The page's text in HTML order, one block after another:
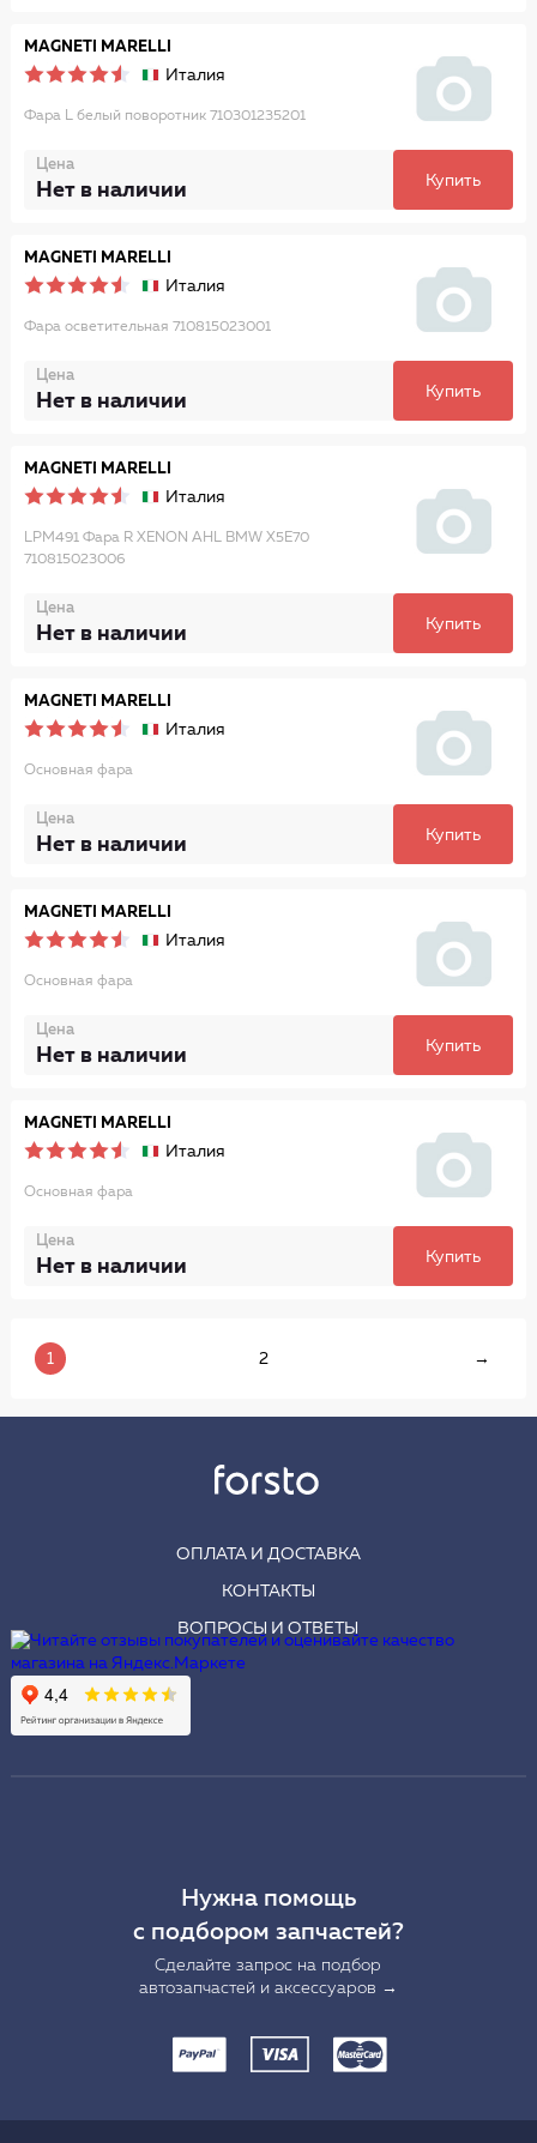
MAGNETI MARELLI
Италия
Фара L белый поворотник 710301235201
Цена
Нет в наличии Купить
MAGNETI MARELLI
Италия
Фара осветительная 710815023001
Цена
Нет в наличии Купить
MAGNETI MARELLI
Италия
LPM491 Фара R XENON AHL BMW X5E70
710815023006
Цена
Нет в наличии Купить
MAGNETI MARELLI
Италия
Основная фара
Цена
Нет в наличии Купить
MAGNETI MARELLI
Италия
Основная фара
Цена
Нет в наличии Купить
MAGNETI MARELLI
Италия
Основная фара
Цена
Нет в наличии Купить
1 2 →
ОПЛАТА И ДОСТАВКА
КОНТАКТЫ
ВОПРОСЫ И ОТВЕТЫ
Нужна помощь
с подбором запчастей?
Сделайте запрос на подбор
автозапчастей и аксессуаров →